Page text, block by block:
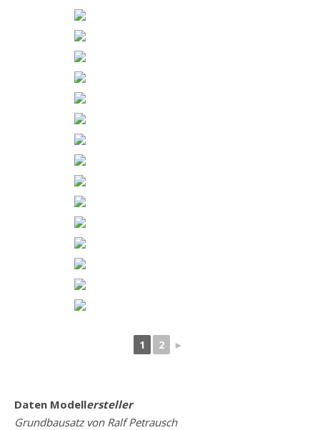
1 2 ►
Daten Modellersteller
Grundbausatz von Ralf Petrausch